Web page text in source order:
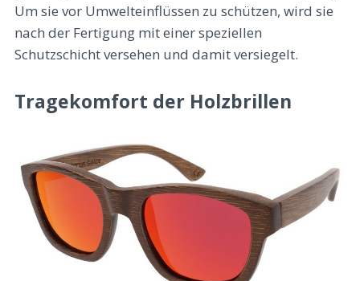
Um sie vor Umwelteinflüssen zu schützen, wird sie
nach der Fertigung mit einer speziellen
Schutzschicht versehen und damit versiegelt.
Tragekomfort der Holzbrillen